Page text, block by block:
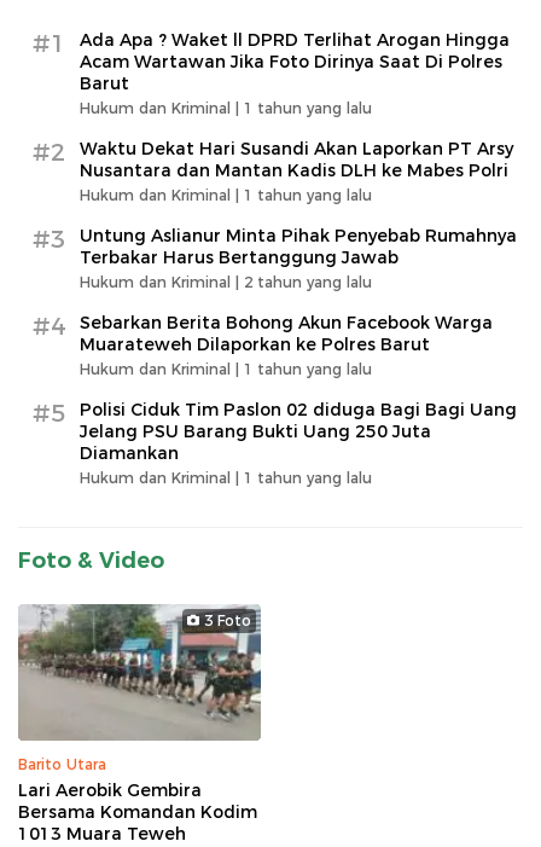
#1
Ada Apa ? Waket ll DPRD Terlihat Arogan Hingga
Acam Wartawan Jika Foto Dirinya Saat Di Polres
Barut
Hukum dan Kriminal | 1 tahun yang lalu
#2
Waktu Dekat Hari Susandi Akan Laporkan PT Arsy
Nusantara dan Mantan Kadis DLH ke Mabes Polri
Hukum dan Kriminal | 1 tahun yang lalu
#3
Untung Aslianur Minta Pihak Penyebab Rumahnya
Terbakar Harus Bertanggung Jawab
Hukum dan Kriminal | 2 tahun yang lalu
#4
Sebarkan Berita Bohong Akun Facebook Warga
Muarateweh Dilaporkan ke Polres Barut
Hukum dan Kriminal | 1 tahun yang lalu
#5
Polisi Ciduk Tim Paslon 02 diduga Bagi Bagi Uang
Jelang PSU Barang Bukti Uang 250 Juta
Diamankan
Hukum dan Kriminal | 1 tahun yang lalu
Foto & Video
3 Foto
Barito Utara
Lari Aerobik Gembira
Bersama Komandan Kodim
1013 Muara Teweh